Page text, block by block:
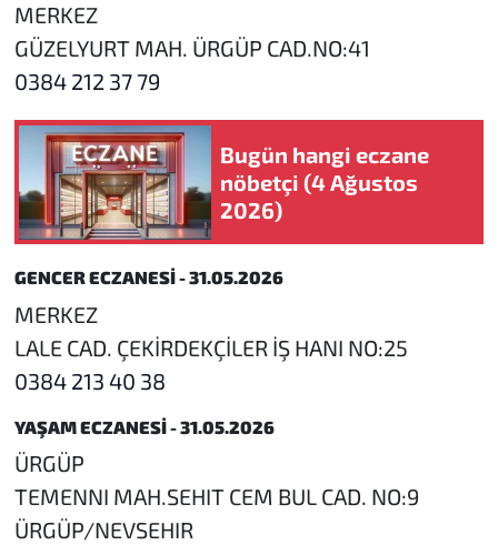
MERKEZ
GÜZELYURT MAH. ÜRGÜP CAD.NO:41
0384 212 37 79
Bugün hangi eczane
nöbetçi (4 Ağustos
2026)
GENCER ECZANESİ - 31.05.2026
MERKEZ
LALE CAD. ÇEKİRDEKÇİLER İŞ HANI NO:25
0384 213 40 38
YAŞAM ECZANESİ - 31.05.2026
ÜRGÜP
TEMENNI MAH.SEHIT CEM BUL CAD. NO:9
ÜRGÜP/NEVSEHIR